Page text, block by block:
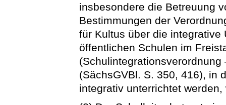
insbesondere die Betreuung
Bestimmungen der
für Kultus über die
öffentlichen Schulen im
(SächsGVBl. S. 350, 416), in
integrativ unterrichtet werden,